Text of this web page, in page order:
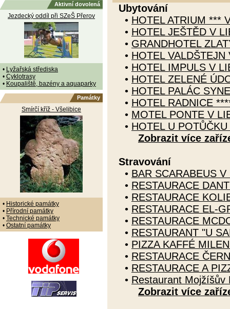
Aktivní dovolená
Jezdecký oddíl při SZeŠ Přerov
• Lyžařská střediska
• Cyklotrasy
• Koupaliště, bazény a aquaparky
Památky
Smírčí kříž - Všelibice
• Historické památky
• Přírodní památky
• Technické památky
• Ostatní památky
Ubytování
• HOTEL ATRIUM ***
• HOTEL JEŠTĚD V
• GRANDHOTEL
• HOTEL VALDŠTEJN
• HOTEL IMPULS V
• HOTEL ZELENÉ
• HOTEL PALÁC
• HOTEL RADNICE
• MOTEL PONTE V
• HOTEL U
Zobrazit více
Stravování
• BAR SCARABEUS V
• RESTAURACE
• RESTAURACE
• RESTAURACE EL-
• RESTAURACE
• RESTAURANT "U
• PIZZA KAFFÉ
• RESTAURACE
• RESTAURACE A
• Restaurant Mojžíšův
Zobrazit více